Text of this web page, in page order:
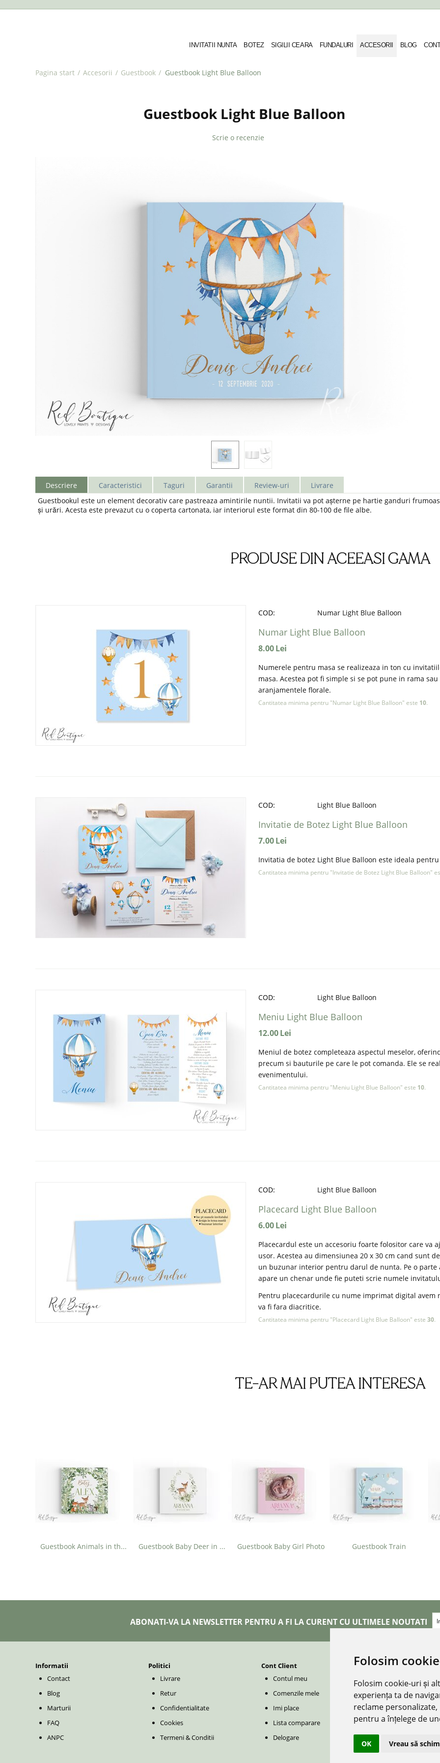
Folosim
Folosim cookie-uri și
experiența ta de
reclame
pentru a înțelege de
OK Vreau să
INVITATII NUNTA BOTEZ SIGILII CEARA FUNDALURI ACCESORII BLOG
Pagina start / Accesorii / Guestbook / Guestbook Light Blue Balloon
Guestbook Light Blue Balloon
Scrie o recenzie
Descriere Caracteristici Taguri Garantii Review-uri
Livrare
Guestbookul este un element decorativ care pastreaza amintirile nuntii. Invitatii va pot așterne pe hartie ganduri
și urări. Acesta este prevazut cu o coperta cartonata, iar interiorul este format din 80-100 de file albe.
PRODUSE DIN ACEEASI GAMA
COD: Numar Light Blue Balloon
Numar Light Blue Balloon
8.00Lei
Numerele pentru masa se realizeaza in ton cu
masa. Acestea pot fi simple si se pot pune in rama
aranjamentele florale.
Cantitatea minima pentru "Numar Light Blue Balloon" este 10.
COD: Light Blue Balloon
Invitatie de Botez Light Blue Balloon
7.00Lei
Invitatia de botez Light Blue Balloon este ideala
Cantitatea minima pentru "Invitatie de Botez Light Blue Balloon"
COD: Light Blue Balloon
Meniu Light Blue Balloon
12.00Lei
Meniul de botez completeaza aspectul meselor,
precum si bauturile pe care le pot comanda. Ele se
evenimentului.
Cantitatea minima pentru "Meniu Light Blue Balloon" este 10.
COD: Light Blue Balloon
Placecard Light Blue Balloon
6.00Lei
Placecardul este un accesoriu foarte folositor care
usor. Acestea au dimensiunea 20 x 30 cm cand sunt
un buzunar interior pentru darul de nunta. Pe o
apare un chenar unde fie puteti scrie numele
Pentru placecardurile cu nume imprimat digital
va fi fara diacritice.
Cantitatea minima pentru "Placecard Light Blue Balloon" este 30.
TE-AR MAI PUTEA INTERESA
Guestbook Animals in the Forest Guestbook Baby Deer in the Forest Guestbook Baby Girl Photo Guestbook Train
ABONATI-VA LA NEWSLETTER PENTRU A FI LA CURENT CU ULTIMELE NOUTATI
Informatii
Contact
Blog
Marturii
FAQ
ANPC
Politici
Livrare
Retur
Confidentialitate
Cookies
Termeni & Conditii
Cont Client
Contul meu
Comenzile mele
Imi place
Lista comparare
Delogare
CONTACT
0729 222 920/0729
Cluj-Napoca |
Redecorate S.R.L.
CUI: 38928370, J12/